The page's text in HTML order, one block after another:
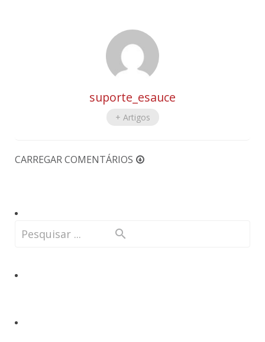
suporte_esauce
+ Artigos
CARREGAR COMENTÁRIOS